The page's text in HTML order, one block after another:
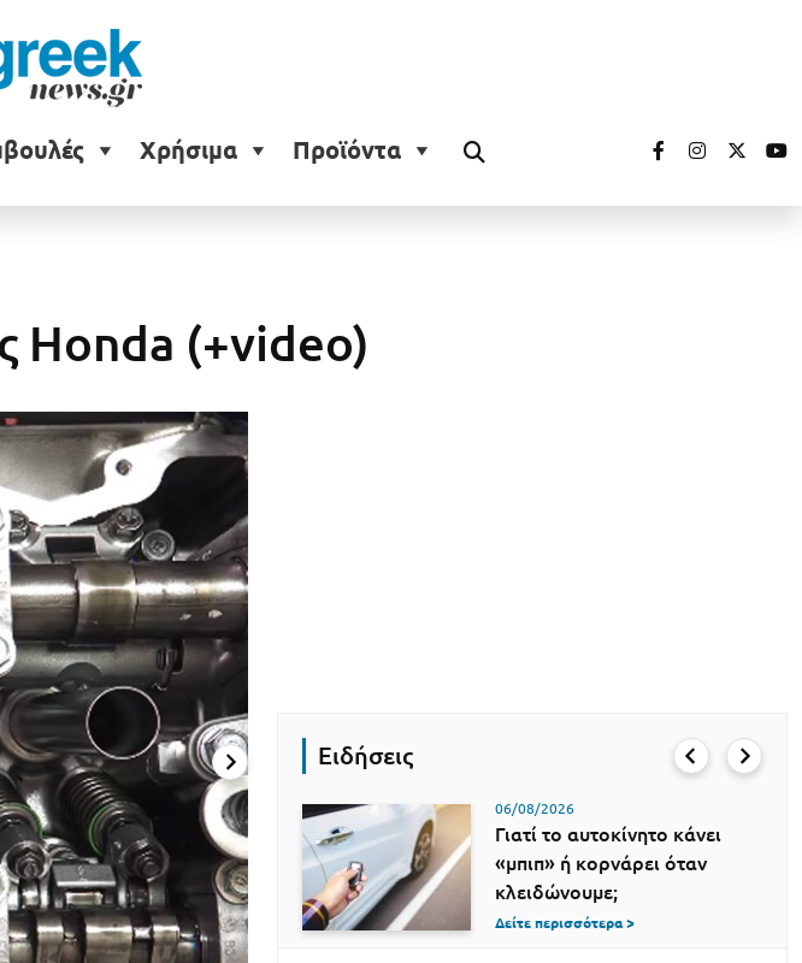
Χρήσιμα Προϊόντα
Honda (+video)
Ειδήσεις
06/08/2026
Γιατί το αυτοκίνητο κάνει
«μπιπ» ή κορνάρει όταν
κλειδώνουμε;
Δείτε περισσότερα >